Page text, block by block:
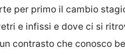
per primo il cambio
e infissi e dove ci si
contrasto che conosco